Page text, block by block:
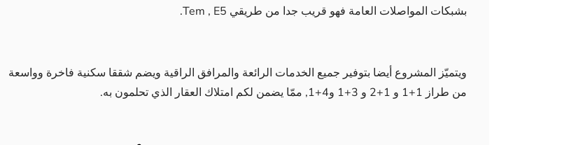
بشبكات المواصلات العامة فهو قريب جدا من طريقي Tem , E5.
ويتميّز المشروع أيضا بتوفير جميع الخدمات الرائعة والمرافق الراقية ويضم شققا سكنية فاخرة وواسعة
من طراز 1+1 و 1+2 و 3+1 و4+1, ممّا يضمن لكم امتلاك العقار الذي تحلمون به.